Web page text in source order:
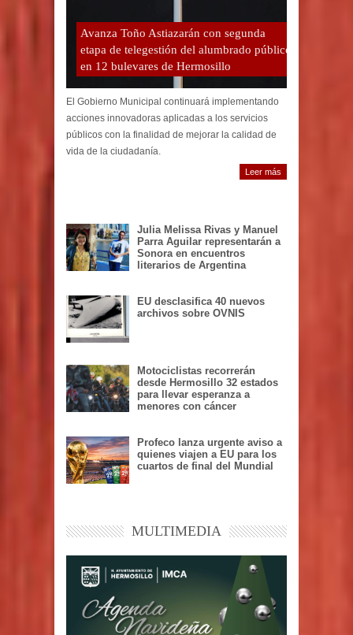
Avanza Toño Astiazarán con segunda
etapa de telegestión del alumbrado público
en 12 bulevares de Hermosillo
El Gobierno Municipal continuará implementando
acciones innovadoras aplicadas a los servicios
públicos con la finalidad de mejorar la calidad de
vida de la ciudadanía.
Leer más
Julia Melissa Rivas y Manuel
Parra Aguilar representarán a
Sonora en encuentros
literarios de Argentina
EU desclasifica 40 nuevos
archivos sobre OVNIS
Motociclistas recorrerán
desde Hermosillo 32 estados
para llevar esperanza a
menores con cáncer
Profeco lanza urgente aviso a
quienes viajen a EU para los
cuartos de final del Mundial
MULTIMEDIA